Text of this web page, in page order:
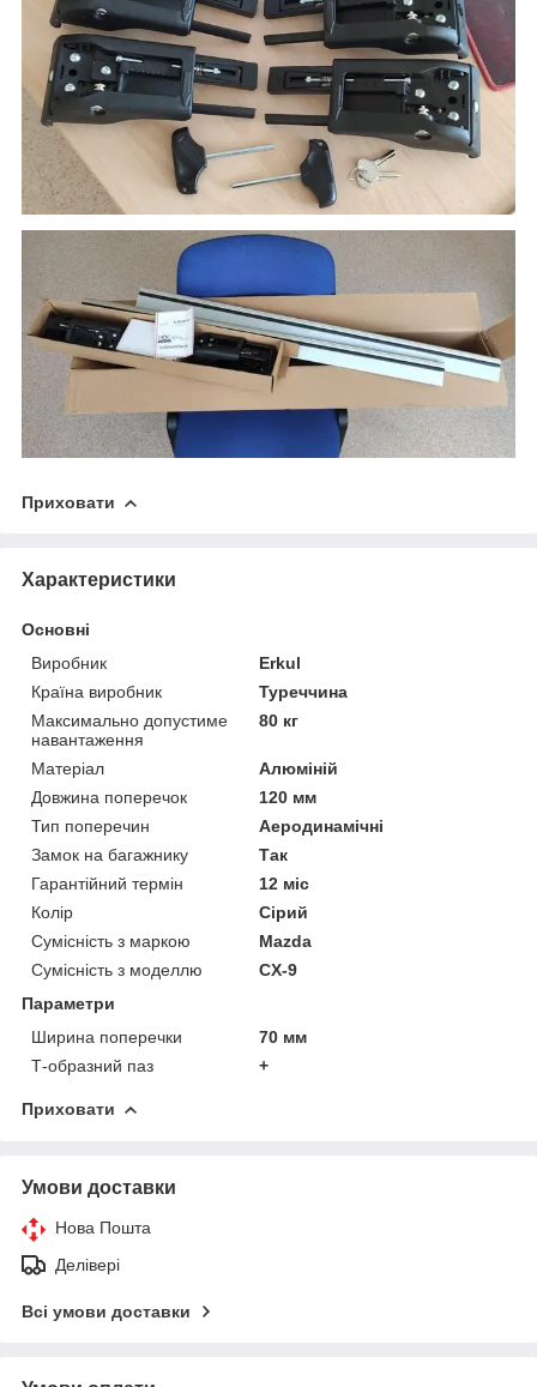
Приховати
Характеристики
Основні
Виробник
Erkul
Країна виробник
Туреччина
Максимально допустиме
навантаження
80 кг
Матеріал
Алюміній
Довжина поперечок
120 мм
Тип поперечин
Аеродинамічні
Замок на багажнику
Так
Гарантійний термін
12 міс
Колір
Сірий
Сумісність з маркою
Mazda
Сумісність з моделлю
CX-9
Параметри
Ширина поперечки
70 мм
Т-образний паз
+
Приховати
Умови доставки
Нова Пошта
Делівері
Всі умови доставки